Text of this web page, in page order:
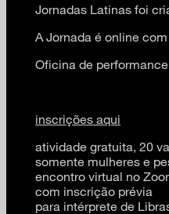
Jornadas Latinas foi
A Jornada é online
Oficina de
inscrições aqui
atividade gratuita, 20
somente mulheres e
encontro virtual no
com inscrição prévia
para intérprete de